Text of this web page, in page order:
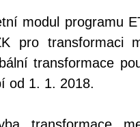
modul programu
pro transformaci
transformace
od 1. 1. 2018.